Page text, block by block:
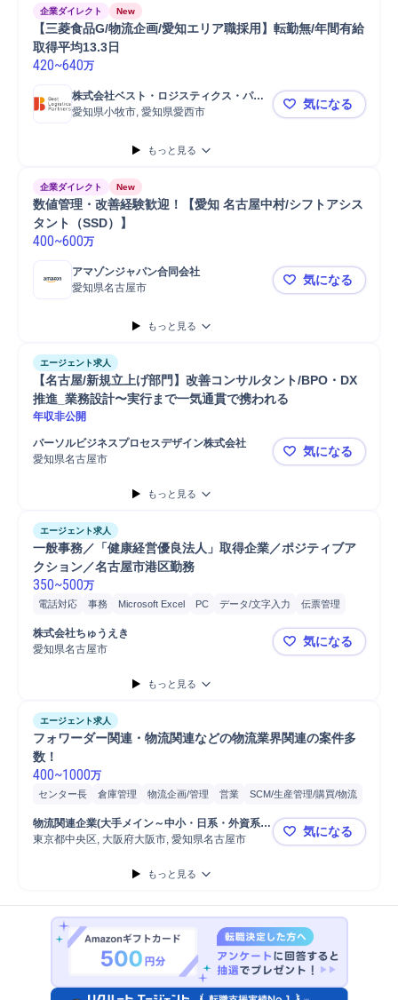
企業ダイレクト New
【三菱食品G/物流企画/愛知エリア職採用】転勤無/年間有給
取得平均13.3日
420~640万
株式会社ベスト・ロジスティクス・パー
トナーズ
愛知県小牧市, 愛知県愛西市 【三菱食品
気になる
もっと見る
企業ダイレクト New
数値管理・改善経験歓迎！【愛知 名古屋中村/シフトアシス
タント（SSD）】
400~600万
アマゾンジャパン合同会社
愛知県名古屋市
数値管理・
気になる
もっと見る
エージェント求人
【名古屋/新規立上げ部門】改善コンサルタント/BPO・DX
推進_業務設計〜実行まで一気通貫で携われる
年収非公開
パーソルビジネスプロセスデザイン株式会社
愛知県名古屋市
【名古屋/新
気になる
もっと見る
エージェント求人
一般事務／「健康経営優良法人」取得企業／ポジティブア
クション／名古屋市港区勤務
350~500万
電話対応 事務 Microsoft Excel PC データ/文字入力
伝票管理
物流
運行管理
乗務管理
乗務記録管理/運転日報管理
Microsoft Word
株式会社ちゅうえき
愛知県名古屋市
一般事務／
気になる
もっと見る
エージェント求人
フォワーダー関連・物流関連などの物流業界関連の案件多
数！
400~1000万
センター長 倉庫管理 物流企画/管理 営業
SCM/生産管理/購買/物流
貿易
物流 輸配送 国内輸配送 海外輸配送
重工輸配送
鉄鋼輸配送
輸送計画/運用計画策定 海上輸送 航空輸送
複合輸送
フォワーダ 輸送業者新規開拓
物流関連企業(大手メイン～中小・日系・外資系・
関東メイン～主要都市)
東京都中央区, 大阪府大阪市, 愛知県名古屋市 フォワーダ
気になる
もっと見る